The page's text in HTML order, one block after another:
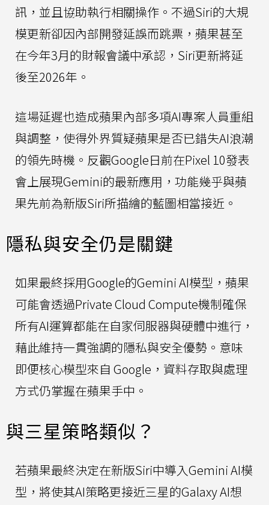
訊，並且協助執行相關操作。不過Siri的大規
模更新卻因內部開發延誤而跳票，蘋果甚至
在今年3月的財報會議中承認，Siri更新將延
後至2026年。
這場延遲也造成蘋果內部多項AI專案人員重組
與調整，使得外界質疑蘋果是否已錯失AI浪潮
的領先時機。反觀Google日前在Pixel 10發表
會上展現Gemini的最新應用，功能幾乎與蘋
果先前為新版Siri所描繪的藍圖相當接近。
隱私與安全仍是關鍵
如果最終採用Google的Gemini AI模型，蘋果
可能會透過Private Cloud Compute機制確保
所有AI運算都能在自家伺服器與硬體中進行，
藉此維持一貫強調的隱私與安全優勢。意味
即便核心模型來自 Google，資料存取與處理
方式仍掌握在蘋果手中。
與三星策略類似？
若蘋果最終決定在新版Siri中導入Gemini AI模
型，將使其AI策略更接近三星的Galaxy AI想